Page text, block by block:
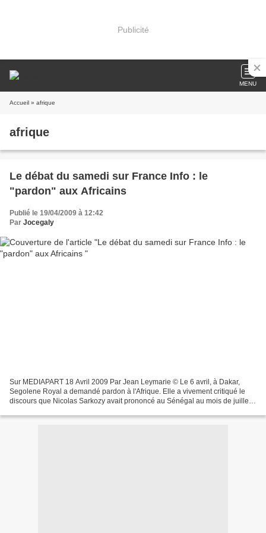
Publicité
MENU
Accueil » afrique
afrique
Le débat du samedi sur France Info : le
"pardon" aux Africains
Publié le 19/04/2009 à 12:42
Par Jocegaly
Sur MEDIAPART 18 Avril 2009 Par Jean Leymarie © Le 6 avril, à Dakar,
Segolene Royal a demandé pardon à l'Afrique. Elle a vivement critiqué le
discours que Nicolas Sarkozy avait prononcé au Sénégal au mois de juillet